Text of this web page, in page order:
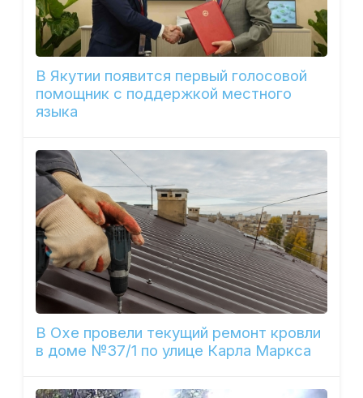
В Якутии появится первый голосовой
помощник с поддержкой местного
языка
В Охе провели текущий ремонт кровли
в доме №37/1 по улице Карла Маркса